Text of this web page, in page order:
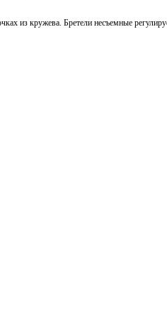
из кружева. Бретели несъемные